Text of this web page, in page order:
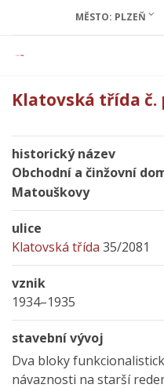
MĚSTO: PLZEŇ
Klatovská třída č.
historický název
Obchodní a činžovní
Matouškovy
ulice
Klatovská třída 35/2081
vznik
1934–1935
stavební vývoj
Dva bloky
návaznosti na starší